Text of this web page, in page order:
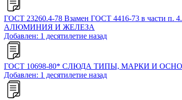
ГОСТ 23260.4-78 Взамен ГОСТ 4416-73 в
АЛЮМИНИЯ И ЖЕЛЕЗА
Добавлен: 1 десятилетие назад
ГОСТ 10698-80* СЛЮДА ТИПЫ, МАРКИ И
Добавлен: 1 десятилетие назад